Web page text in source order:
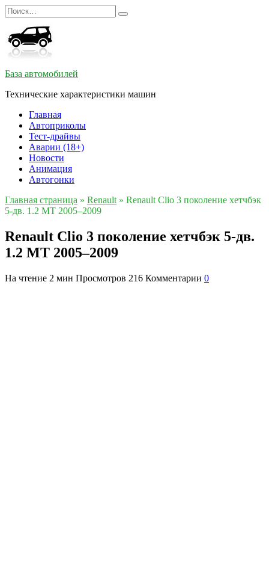
Перейти
к
содержанию
Search
for:
База автомобилей
Технические характеристики машин
Главная
Автоприколы
Тест-драйвы
Аварии (18+)
Новости
Анимация
Автогонки
Главная страница » Renault » Renault Clio 3 поколение хетчбэк
5-дв. 1.2 MT 2005–2009
Renault Clio 3 поколение хетчбэк 5-дв.
1.2 MT 2005–2009
На чтение 2 мин Просмотров 216 Комментарии 0